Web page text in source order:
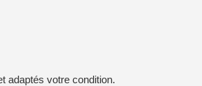
adaptés votre condition.